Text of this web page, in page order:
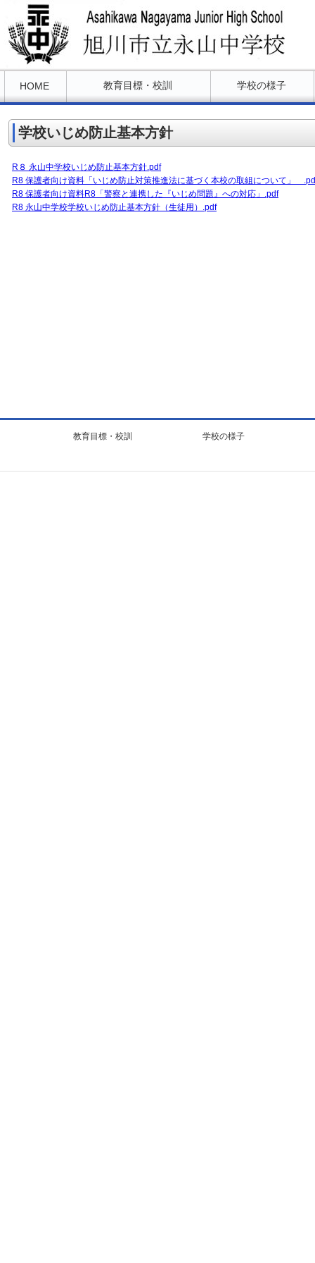
HOME 教育目標・校訓 学校の様子
学校いじめ防止基本方針
R８ 永山中学校いじめ防止基本方針.pdf
R8 保護者向け資料「いじめ防止対策推進法に基づく本校の取組について」
R8 保護者向け資料R8「警察と連携した『いじめ問題』への対応」.pdf
R8 永山中学校学校いじめ防止基本方針（生徒用）.pdf
教育目標・校訓 学校の様子